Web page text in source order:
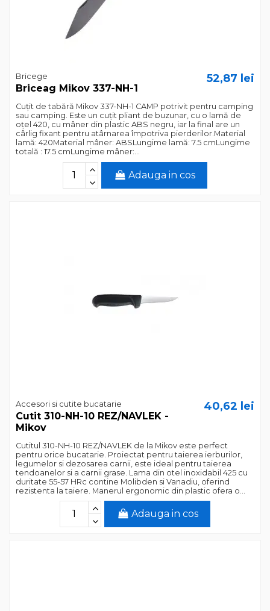
Bricege
Briceag Mikov 337-NH-1
52,87 lei
Cuțit de tabără Mikov 337-NH-1 CAMP potrivit pentru camping
sau camping. Este un cuțit pliant de buzunar, cu o lamă de
oțel 420, cu mâner din plastic ABS negru, iar la final are un
cârlig fixant pentru atârnarea împotriva pierderilor.Material
lamă: 420Material mâner: ABSLungime lamă: 7.5 cmLungime
totală : 17.5 cmLungime mâner:...
Adauga in cos
Accesori si cutite bucatarie
Cutit 310-NH-10 REZ/NAVLEK -
Mikov
40,62 lei
Cutitul 310-NH-10 REZ/NAVLEK de la Mikov este perfect
pentru orice bucatarie. Proiectat pentru taierea ierburilor,
legumelor si dezosarea carnii, este ideal pentru taierea
tendoanelor si a carnii grase. Lama din otel inoxidabil 425 cu
duritate 55-57 HRc contine Molibden si Vanadiu, oferind
rezistenta la taiere. Manerul ergonomic din plastic ofera o...
Adauga in cos